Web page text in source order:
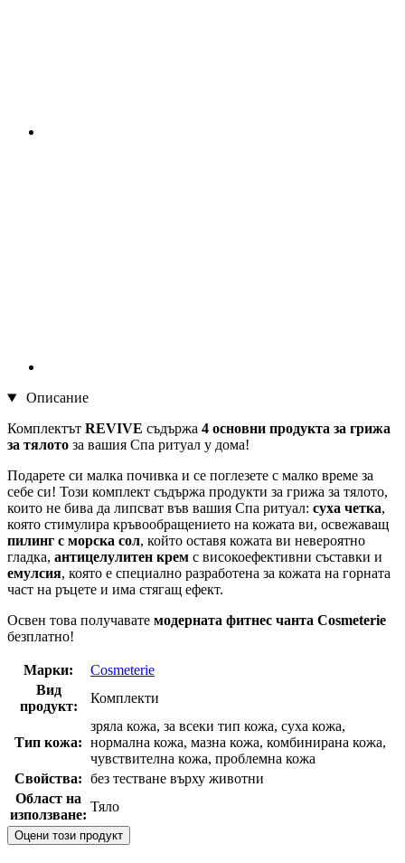
Описание
Комплектът REVIVE съдържа 4 основни продукта за грижа
за тялото за вашия Спа ритуал у дома!
Подарете си малка почивка и се поглезете с малко време за
себе си! Този комплект съдържа продукти за грижа за тялото,
които не бива да липсват във вашия Спа ритуал: суха четка,
която стимулира кръвообращението на кожата ви, освежаващ
пилинг с морска сол, който оставя кожата ви невероятно
гладка, антицелулитен крем с високоефективни съставки и
емулсия, която е специално разработена за кожата на горната
част на ръцете и има стягащ ефект.
Освен това получавате модерната фитнес чанта Cosmeterie
безплатно!
Марки:
Cosmeterie
Вид
продукт:
Комплекти
Тип кожа:
зряла кожа, за всеки тип кожа, суха кожа,
нормална кожа, мазна кожа, комбинирана кожа,
чувствителна кожа, проблемна кожа
Свойства: без тестване върху животни
Област на
използване:
Тяло
Оцени този продукт